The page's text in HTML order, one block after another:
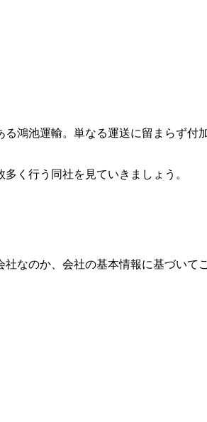
鴻池運輸。単なる運送に留まらず付
く行う同社を見ていきましょう。
なのか、会社の基本情報に基づいて